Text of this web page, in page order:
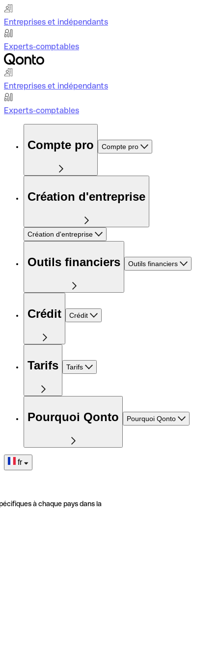
Entreprises et indépendants
Experts-comptables
Entreprises et indépendants
Experts-comptables
Compte pro Compte pro
Création d'entreprise
Création d'entreprise
Outils financiers Outils financiers
Crédit Crédit
Tarifs Tarifs
Pourquoi Qonto Pourquoi Qonto
fr
à chaque pays dans la